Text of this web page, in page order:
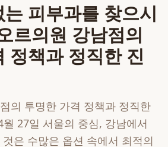
피부과를 찾으시
르의원 강남점의
정책과 정직한 진
의 투명한 가격 정책과 정직한
27일 서울의 중심, 강남에서
은 수많은 옵션 속에서 최적의